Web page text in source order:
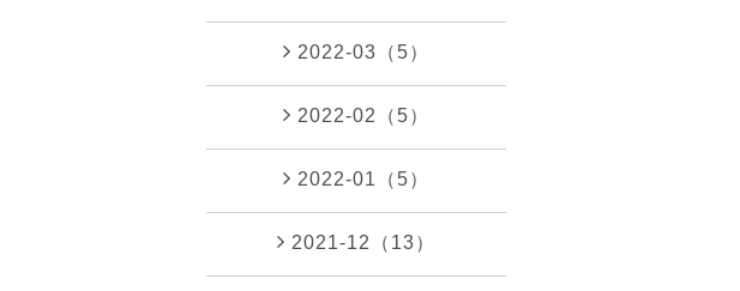
2022-03（5）
2022-02（5）
2022-01（5）
2021-12（13）